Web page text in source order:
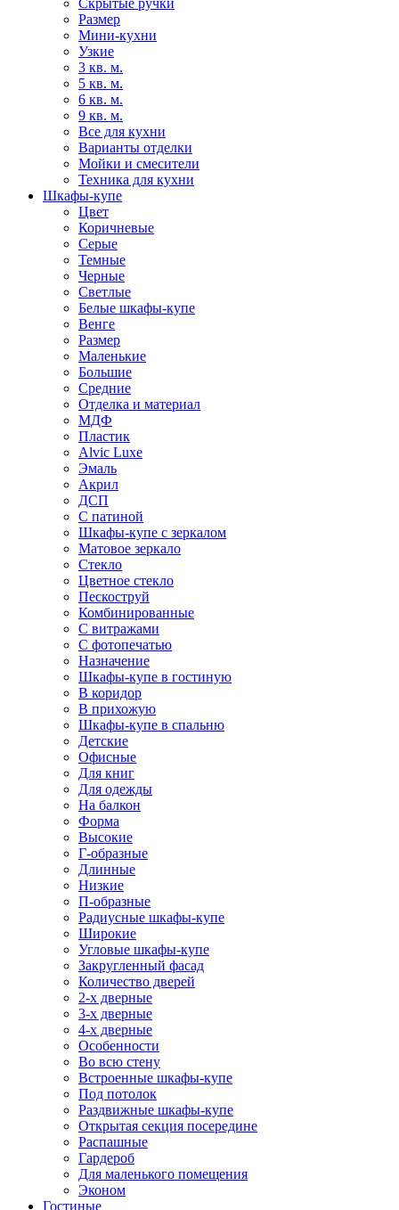
Скрытые ручки
Размер
Мини-кухни
Узкие
3 кв. м.
5 кв. м.
6 кв. м.
9 кв. м.
Все для кухни
Варианты отделки
Мойки и смесители
Техника для кухни
Шкафы-купе
Цвет
Коричневые
Серые
Темные
Черные
Светлые
Белые шкафы-купе
Венге
Размер
Маленькие
Большие
Средние
Отделка и материал
МДФ
Пластик
Alvic Luxe
Эмаль
Акрил
ДСП
С патиной
Шкафы-купе с зеркалом
Матовое зеркало
Стекло
Цветное стекло
Пескоструй
Комбинированные
С витражами
С фотопечатью
Назначение
Шкафы-купе в гостиную
В коридор
В прихожую
Шкафы-купе в спальню
Детские
Офисные
Для книг
Для одежды
На балкон
Форма
Высокие
Г-образные
Длинные
Низкие
П-образные
Радиусные шкафы-купе
Широкие
Угловые шкафы-купе
Закругленный фасад
Количество дверей
2-х дверные
3-х дверные
4-х дверные
Особенности
Во всю стену
Встроенные шкафы-купе
Под потолок
Раздвижные шкафы-купе
Открытая секция посередине
Распашные
Гардероб
Для маленького помещения
Эконом
Гостиные